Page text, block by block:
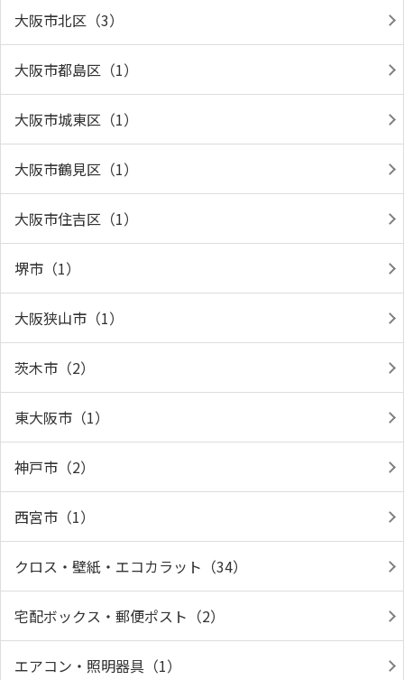
大阪市北区（3）
大阪市都島区（1）
大阪市城東区（1）
大阪市鶴見区（1）
大阪市住吉区（1）
堺市（1）
大阪狭山市（1）
茨木市（2）
東大阪市（1）
神戸市（2）
西宮市（1）
クロス・壁紙・エコカラット（34）
宅配ボックス・郵便ポスト（2）
エアコン・照明器具（1）